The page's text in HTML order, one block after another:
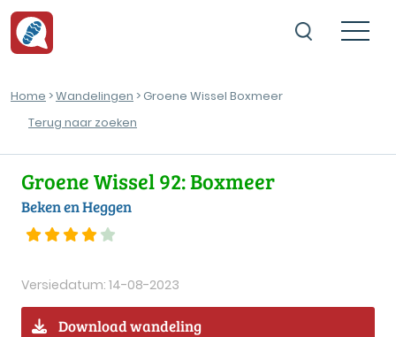
Home >Wandelingen > Groene Wissel Boxmeer
Terug naar zoeken
Groene Wissel 92: Boxmeer
Beken en Heggen
Versiedatum: 14-08-2023
Download wandeling